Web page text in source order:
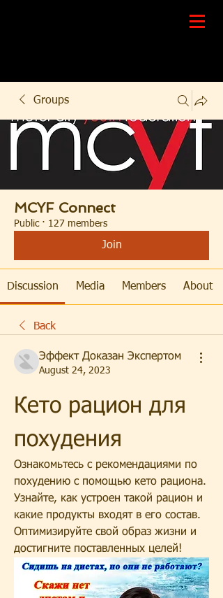
Groups
MCYF Connect
Public · 127 members
Join
Discussion Media Members About
Back
Эффект Доказан Экспертом
August 24, 2023
Кето рацион для
похудения
Ознакомьтесь с рекомендациями по
похудению с помощью кето рациона.
Узнайте, как устроен такой рацион и
какие продукты входят в его состав.
Оптимизируйте свой образ жизни и
достигните поставленных целей!